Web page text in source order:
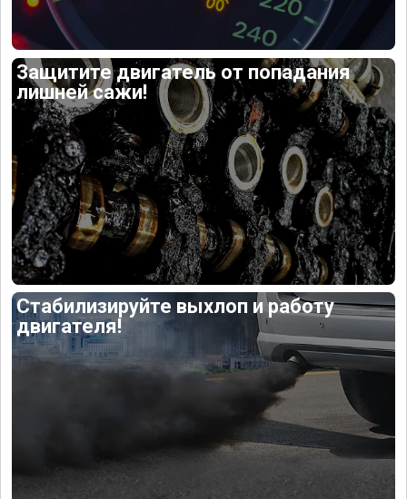
Защитите двигатель от попадания
лишней сажи!
Стабилизируйте выхлоп и работу
двигателя!